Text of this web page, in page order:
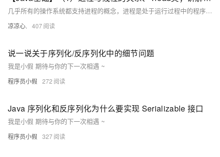
几乎所有的操作系统都支持进程的概念，进程是处于运行过程中的程序，并且具有一定的独立功能，进程是系统进行资源分配和调度的一个独立单位一般而言，进程包含如下三个特征。独立性动态性并发性。
凉凉心. 407
说一说关于序列化/反序列化中的细节问题
我是小假 期待与你的下一次相遇 ~
程序员小假 272
Java 序列化和反序列化为什么要实现 Serializable 接口
我是小假 期待与你的下一次相遇 ~
程序员小假 327